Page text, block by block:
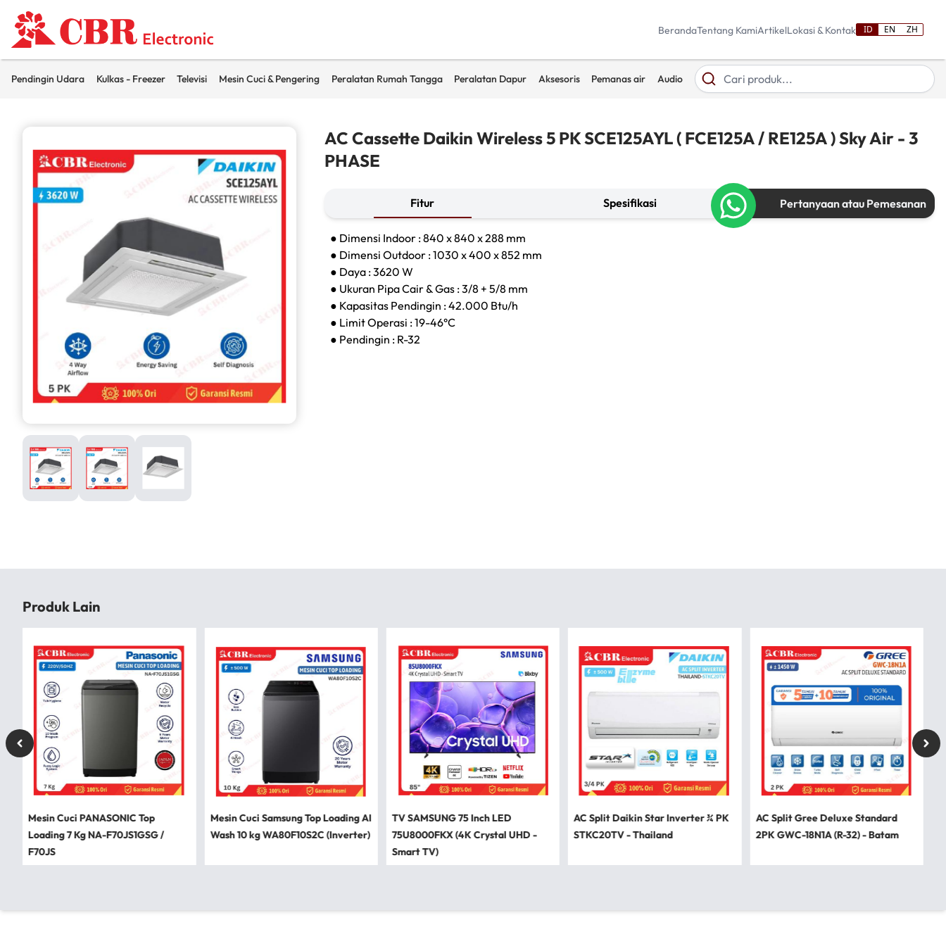
BerandaTentang KamiArtikelLokasi & Kontak ID EN ZH
Pendingin Udara Kulkas - Freezer Televisi Mesin Cuci & Pengering Peralatan Rumah Tangga Peralatan Dapur Aksesoris Pemanas air Audio
AC Cassette Daikin Wireless 5 PK SCE125AYL ( FCE125A / RE125A ) Sky Air - 3
PHASE
Fitur Spesifikasi Pertanyaan atau Pemesanan
● Dimensi Indoor : 840 x 840 x 288 mm
● Dimensi Outdoor : 1030 x 400 x 852 mm
● Daya : 3620 W
● Ukuran Pipa Cair & Gas : 3/8 + 5/8 mm
● Kapasitas Pendingin : 42.000 Btu/h
● Limit Operasi : 19-46°C
● Pendingin : R-32
Produk Lain
TV SAMSUNG 75 Inch LED
75U8000FKX (4K Crystal UHD -
Smart TV)
AC Split Daikin Star Inverter ¾ PK
STKC20TV - Thailand
AC Split Gree Deluxe Standard
2PK GWC-18N1A (R-32) - Batam
Mesin Cuci PANASONIC Top
Loading 7 Kg NA-F70JS1GSG /
F70JS
Mesin Cuci Samsung Top Loading AI
Wash 10 kg WA80F10S2C (Inverter)